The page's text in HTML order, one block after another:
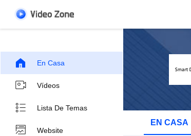
En Casa
Vídeos
Lista De Temas
Website
EN CASA